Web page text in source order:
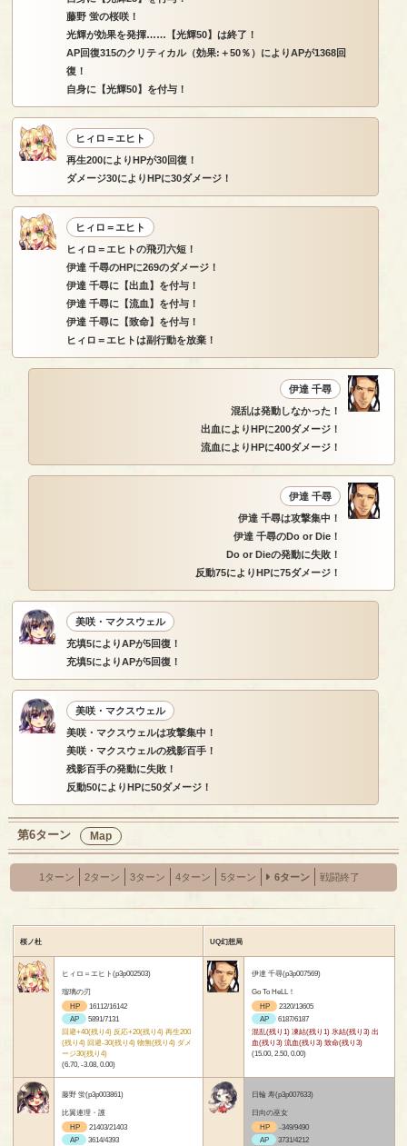
藤野 蛍の桜咲！
光輝が効果を発揮……【光輝50】は終了！
AP回復315のクリティカル（効果:＋50％）によりAPが1368回
復！
自身に【光輝50】を付与！
ヒィロ＝エヒト
再生200によりHPが30回復！
ダメージ30によりHPに30ダメージ！
ヒィロ＝エヒト
ヒィロ＝エヒトの飛刃六短！
伊達 千尋のHPに269のダメージ！
伊達 千尋に【出血】を付与！
伊達 千尋に【流血】を付与！
伊達 千尋に【致命】を付与！
ヒィロ＝エヒトは副行動を放棄！
伊達 千尋
混乱は発動しなかった！
出血によりHPに200ダメージ！
流血によりHPに400ダメージ！
伊達 千尋
伊達 千尋は攻撃集中！
伊達 千尋のDo or Die！
Do or Dieの発動に失敗！
反動75によりHPに75ダメージ！
美咲・マクスウェル
充填5によりAPが5回復！
充填5によりAPが5回復！
美咲・マクスウェル
美咲・マクスウェルは攻撃集中！
美咲・マクスウェルの残影百手！
残影百手の発動に失敗！
反動50によりHPに50ダメージ！
第6ターン Map
1ターン 2ターン 3ターン 4ターン 5ターン 6ターン 戦闘終了
桜ノ杜 UQ幻想局
ヒィロ＝エヒト(p3p002503)
瑠璃の刃
HP
16112/16142
AP
5891/7131
回避+40(残り4) 反応+20(残り4) 再生200
(残り4) 回避-30(残り4) 物無(残り4) ダメ
ージ30(残り4)
(6.70, -3.08, 0.00)
伊達 千尋(p3p007569)
Go To HeLL！
HP
2320/13605
AP
6187/6187
混乱(残り1) 凍結(残り1) 氷結(残り3) 出
血(残り3) 流血(残り3) 致命(残り3)
(15.00, 2.50, 0.00)
藤野 蛍(p3p003861)
比翼連理・護
HP
21403/21403
AP
3614/4393
日輪 寿(p3p007633)
日向の巫女
HP
-349/9490
AP
3731/4212